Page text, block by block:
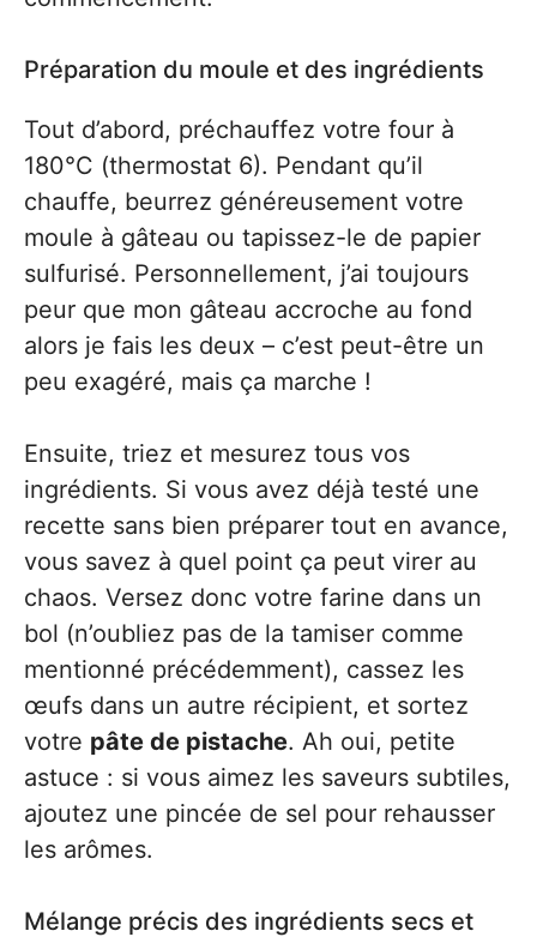
Préparation du moule et des ingrédients
Tout d’abord, préchauffez votre four à
180°C (thermostat 6). Pendant qu’il
chauffe, beurrez généreusement votre
moule à gâteau ou tapissez-le de papier
sulfurisé. Personnellement, j’ai toujours
peur que mon gâteau accroche au fond
alors je fais les deux – c’est peut-être un
peu exagéré, mais ça marche !
Ensuite, triez et mesurez tous vos
ingrédients. Si vous avez déjà testé une
recette sans bien préparer tout en avance,
vous savez à quel point ça peut virer au
chaos. Versez donc votre farine dans un
bol (n’oubliez pas de la tamiser comme
mentionné précédemment), cassez les
œufs dans un autre récipient, et sortez
votre pâte de pistache. Ah oui, petite
astuce : si vous aimez les saveurs subtiles,
ajoutez une pincée de sel pour rehausser
les arômes.
Mélange précis des ingrédients secs et